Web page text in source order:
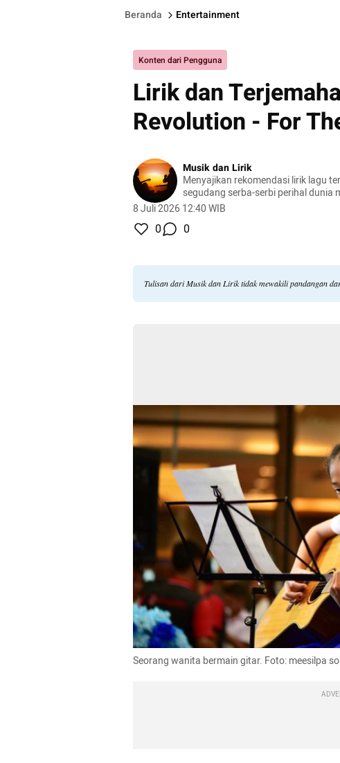
Beranda Entertainment
Konten dari Pengguna
Lirik dan
Revolution - For
Musik dan Lirik
Menyajikan rekomendasi lirik lagu
segudang serba-serbi perihal dunia
8 Juli 2026 12:40 WIB
0 0
Tulisan dari Musik dan Lirik tidak mewakili pandangan
Seorang wanita bermain gitar. Foto: meesilpa